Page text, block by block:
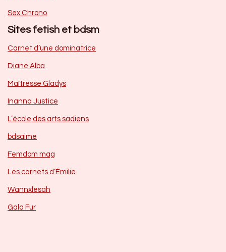
Sex Chrono
Sites fetish et bdsm
Carnet d’une dominatrice
Diane Alba
Maîtresse Gladys
Inanna Justice
L’école des arts sadiens
bdsaime
Femdom mag
Les carnets d’Émilie
Wannxlesah
Gala Fur